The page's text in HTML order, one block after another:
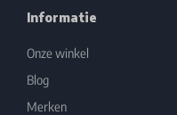
Informatie
Onze winkel
Blog
Merken